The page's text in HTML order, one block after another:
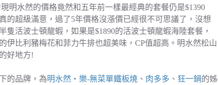
明水然的價格竟然和五年前一樣最經典的套餐仍是$1390
的超級滿意，過了5年價格沒漲價已經很不可思議了，沒想
活波士頓龍蝦，如果是$1890的活波士頓龍蝦海陸套餐，
比利豬梅花和菲力牛排也超美味，CP值超高。明水然松山
好地方!
的品牌，為明水然・樂-無菜單鐵板燒 、 肉多多 、 狂一鍋的姊